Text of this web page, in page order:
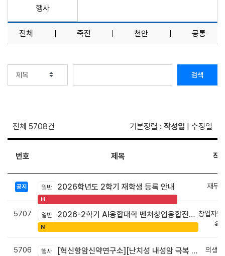
행사
전체 죽전 천안 공통
검색
전체 5708건 기본정렬 : 작성일 수정일
번호 제목 작
공지 일반 2026학년도 2학기 재학생 등록 안내
H
재무
5707 일반 2026-2학기 AI융합대학 벤처창업융합전공 안내
N
창업지원
육
5706 행사 [혁신항암신약연구소][난치성 내성암 극복 차세대 신약개발 글로벌 사업단] 심포지엄 8월 24일 ~ 25일 의생